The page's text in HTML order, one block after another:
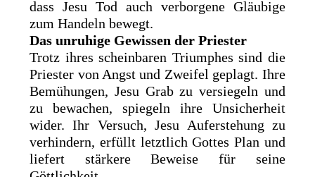
dass Jesu Tod auch verborgene Gläubige
zum Handeln bewegt.
Das unruhige Gewissen der Priester
Trotz ihres scheinbaren Triumphes sind die
Priester von Angst und Zweifel geplagt. Ihre
Bemühungen, Jesu Grab zu versiegeln und
zu bewachen, spiegeln ihre Unsicherheit
wider. Ihr Versuch, Jesu Auferstehung zu
verhindern, erfüllt letztlich Gottes Plan und
liefert stärkere Beweise für seine